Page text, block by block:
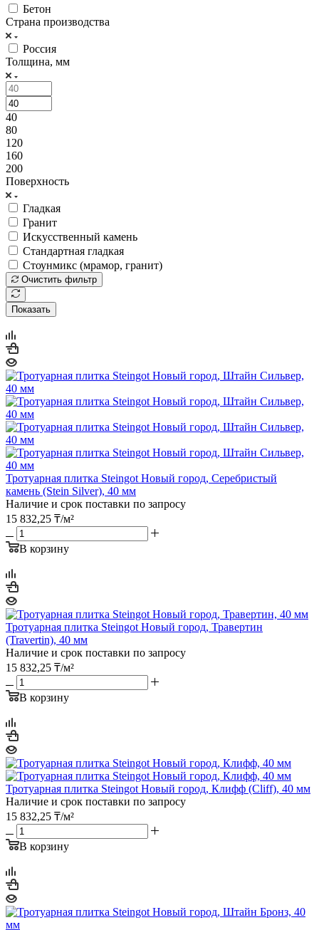
Бетон
Страна производства
Россия
Толщина, мм
40
80
120
160
200
Поверхность
Гладкая
Гранит
Искусственный камень
Стандартная гладкая
Стоунмикс (мрамор, гранит)
Очистить фильтр
Показать
Тротуарная плитка Steingot Новый город, Серебристый
камень (Stein Silver), 40 мм
Наличие и срок поставки по запросу
15 832,25 ₸/м²
В корзину
Тротуарная плитка Steingot Новый город, Травертин
(Travertin), 40 мм
Наличие и срок поставки по запросу
15 832,25 ₸/м²
В корзину
Тротуарная плитка Steingot Новый город, Клифф (Cliff), 40 мм
Наличие и срок поставки по запросу
15 832,25 ₸/м²
В корзину